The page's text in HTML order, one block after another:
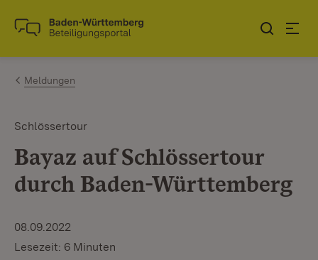
Zum Inhalt springen
Link zur Startseite
Meldungen
Schlössertour
Bayaz auf Schlössertour
durch Baden-Württemberg
08.09.2022
Lesezeit: 6 Minuten